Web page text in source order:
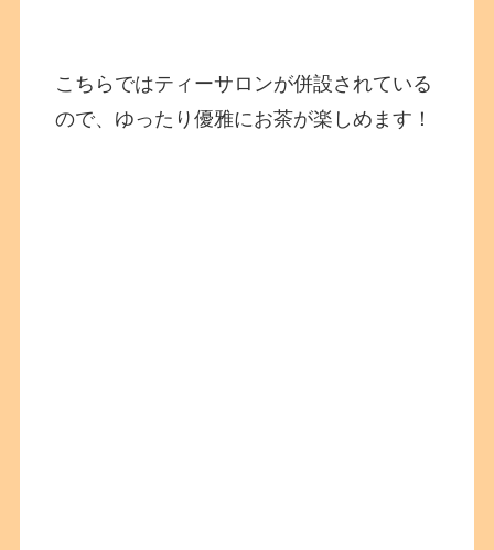
こちらではティーサロンが併設されている
ので、ゆったり優雅にお茶が楽しめます！